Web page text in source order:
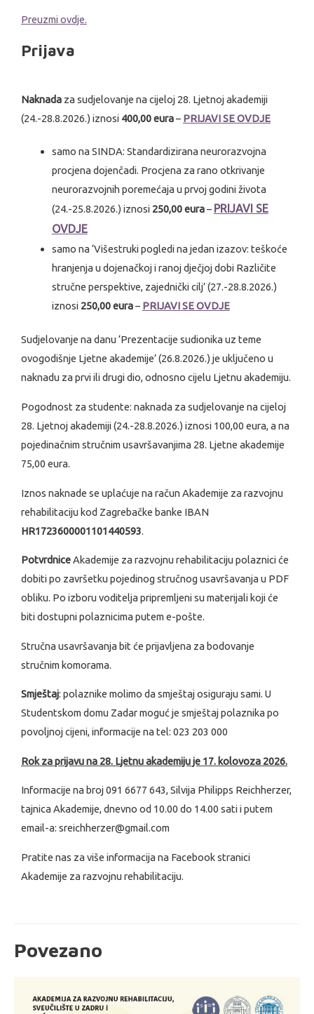
Preuzmi ovdje.
Prijava
Naknada za sudjelovanje na cijeloj 28. Ljetnoj akademiji
(24.-28.8.2026.) iznosi 400,00 eura– PRIJAVI SE OVDJE
samo na SINDA: Standardizirana neurorazvojna
procjena dojenčadi. Procjena za rano otkrivanje
neurorazvojnih poremećaja u prvoj godini života
(24.-25.8.2026.) iznosi 250,00 eura– PRIJAVI SE
OVDJE
samo na ‘Višestruki pogledi na jedan izazov: teškoće
hranjenja u dojenačkoj i ranoj dječjoj dobi Različite
stručne perspektive, zajednički cilj’ (27.-28.8.2026.)
iznosi 250,00 eura– PRIJAVI SE OVDJE
Sudjelovanje na danu ‘Prezentacije sudionika uz teme
ovogodišnje Ljetne akademije’ (26.8.2026.) je uključeno u
naknadu za prvi ili drugi dio, odnosno cijelu Ljetnu akademiju.
Pogodnost za studente: naknada za sudjelovanje na cijeloj
28. Ljetnoj akademiji (24.-28.8.2026.) iznosi 100,00 eura, a na
pojedinačnim stručnim usavršavanjima 28. Ljetne akademije
75,00 eura.
Iznos naknade se uplaćuje na račun Akademije za razvojnu
rehabilitaciju kod Zagrebačke banke IBAN
HR1723600001101440593.
PotvrdniceAkademije za razvojnu rehabilitaciju polaznici će
dobiti po završetku pojedinog stručnog usavršavanja u PDF
obliku. Po izboru voditelja pripremljeni su materijali koji će
biti dostupni polaznicima putem e-pošte.
Stručna usavršavanja bit će prijavljena za bodovanje
stručnim komorama.
Smještaj: polaznike molimo da smještaj osiguraju sami. U
Studentskom domu Zadar moguć je smještaj polaznika po
povoljnoj cijeni, informacije na tel: 023 203 000
Rok za prijavu na 28. Ljetnu akademiju je 17. kolovoza 2026.
Informacije na broj 091 6677 643, Silvija Philipps Reichherzer,
tajnica Akademije, dnevno od 10.00 do 14.00 sati i putem
email-a: sreichherzer@gmail.com
Pratite nas za više informacija na Facebook stranici
Akademije za razvojnu rehabilitaciju.
Povezano